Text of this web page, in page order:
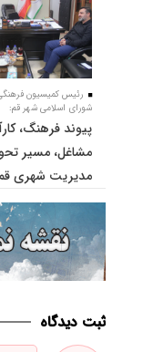
رئیس کمیسیون
شورای اسلامی شهر قم:
پیوند فرهنگ،
مشاغل، مسیر
مدیریت شهری
ثبت دیدگاه